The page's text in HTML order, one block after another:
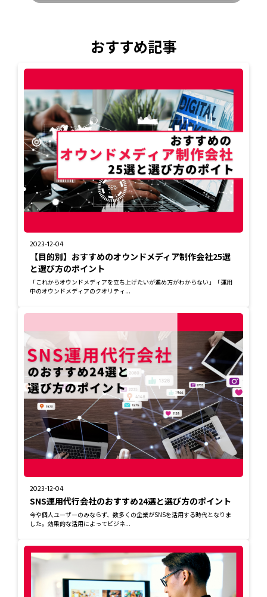
おすすめ記事
2023-12-04
【目的別】おすすめのオウンドメディア制作会社25選
と選び方のポイント
「これからオウンドメディアを立ち上げたいが進め方がわからない」「運用
中のオウンドメディアのクオリティ...
2023-12-04
SNS運用代行会社のおすすめ24選と選び方のポイント
今や個人ユーザーのみならず、数多くの企業がSNSを活用する時代となりま
した。効果的な活用によってビジネ...